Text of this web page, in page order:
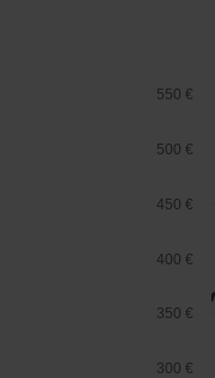
300 €
350 €
400 €
450 €
500 €
550 €